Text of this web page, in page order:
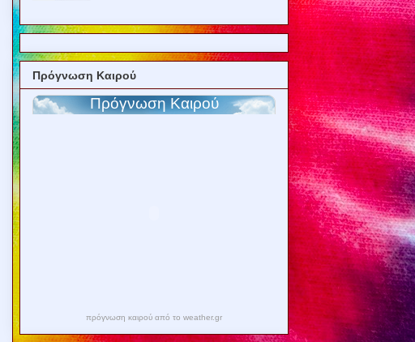
Πρόγνωση Καιρού
πρόγνωση καιρού από το weather.gr